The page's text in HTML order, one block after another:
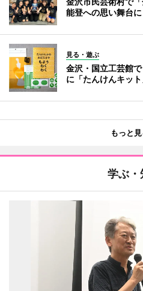
能登への思い舞台に
見る・遊ぶ
金沢・国立工芸館
に「たんけんキッ
もっと
学ぶ・